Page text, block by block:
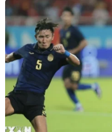
chức trách đang chạy
đậu mùa khỉ trước khi
thành đại dịch./.